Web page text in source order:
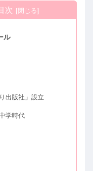
次
ル
出版社」設立
学時代